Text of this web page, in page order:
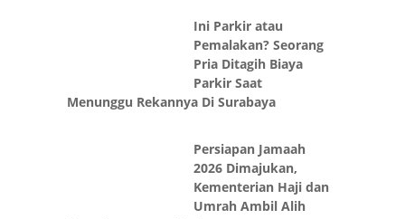
Ini Parkir atau
Pemalakan? Seorang
Pria Ditagih Biaya
Parkir Saat
Menunggu Rekannya Di Surabaya
Persiapan Jamaah
2026 Dimajukan,
Kementerian Haji dan
Umrah Ambil Alih